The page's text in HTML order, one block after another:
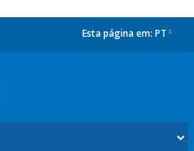
Esta página em: PT